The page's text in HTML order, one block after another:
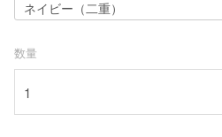
数量